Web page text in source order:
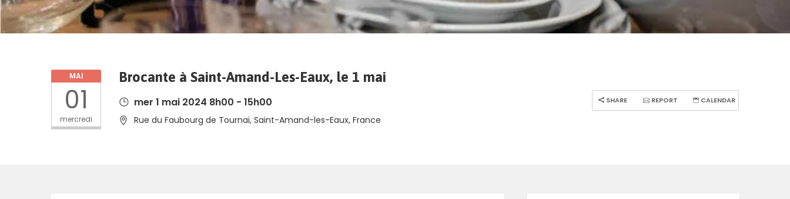
MAI
01
mercredi
Brocante à Saint-Amand-Les-Eaux, le 1 mai
mer 1 mai 2024 8h00 - 15h00
Rue du Faubourg de Tournai, Saint-Amand-les-Eaux, France
SHARE REPORT CALENDAR